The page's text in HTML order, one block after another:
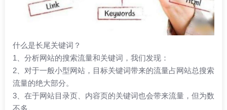
什么是长尾关键词？
1、分析网站的搜索流量和关键词，我们发现：
2、对于一般小型网站，目标关键词带来的流量占网站总搜索
流量的绝大部分。
3、在于网站目录页、内容页的关键词也会带来流量，但为数
不多。